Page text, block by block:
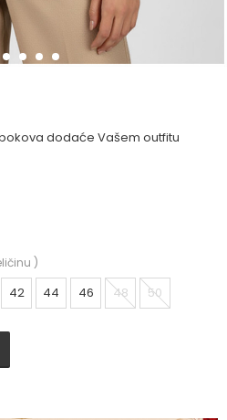
2 3 4 5
dodaće Vašem outfitu
)
42 44 46 48 50